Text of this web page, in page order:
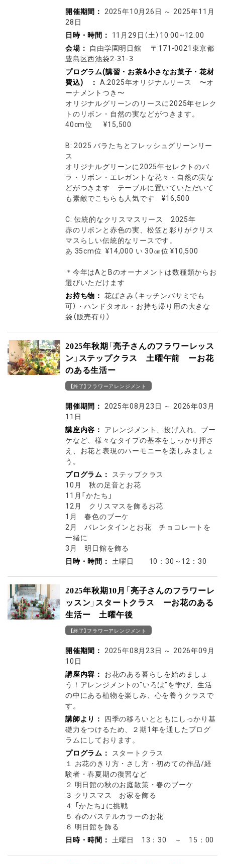
開催期間： 2025年10月26日 ～2025年11月
28日
日時・時間： 11月29日（土）10:00~12:00
会場： 自由学園明日館 〒171-0021東京都
豊島区西池袋2-31-3
プログラム(講習・お茶&小さなお菓子・花材
費込) ： A:2025年オリジナルリース 〜オ
ーナメントつき〜
オリジナルグリーンのリースに2025年セレク
トのリボン・自然の実などがつきます。
40cm位 ¥15,500
B: 2025 バラたちとフレッシュグリーンリー
ス
オリジナルグリーンに2025年セレクトのバ
ラ・リボン・エレガントな花々・自然の実な
どがつきます テーブルに置いていただいて
も素敵でこちらも人気です ¥16,500
C: 伝統的なクリスマスリース 2025年
赤のリボンと赤色の実、松笠と彩りがクリス
マスらしい伝統的なリースです。
あ 35cm位 ¥14,000 い 30㎝位 ¥10,500
＊今年はAとBのオーナメントは数種類からお
選びいただけます
お持ち物： 花ばさみ（キッチンバサミでも
可）・ハンドタオル・お持ち帰り用の大きな
袋（販売有り）
2025年秋期「亮子さんのフラワーレッス
ン」ステップクラス 土曜午前 ーお花
のある生活ー
【終了】フラワーアレンジメント
開催期間： 2025年08月23日 ～2026年03月
11日
講座内容： アレンジメント、投げ入れ、ブー
ケなど、様々なタイプの基本をしっかり押さ
え、お花と表現のハーモニーを楽しみましょ
う。
プログラム： ステップクラス
10月 秋の足音とお花
11月「かたち」
12月 クリスマスを飾るお花
1月 春色のブーケ
2月 バレンタインとお花 チョコレートを
一緒に
3月 明日館を飾る
日時・時間： 土曜日 10：30～12：30
2025年秋期10月「亮子さんのフラワーレ
ッスン」スタートクラス ーお花のある
生活ー 土曜午後
【終了】フラワーアレンジメント
開催期間： 2025年08月23日 ～2026年09月
10日
講座内容： お花のある暮らしを始めましょ
う！アレンジメントの"いろは”を学び、生活
の中にある植物を楽しみ、心を養うクラスで
す。
講師より： 四季の移ろいとともにしっかり基
礎力をつけるため、２期1年を通したプログ
ラムにしております。
プログラム： スタートクラス
１ お花のきり方・さし方・初めての作品/経
験者・春夏期の復習など
２ 明日館の秋のお庭散策・春のブーケ
３ クリスマス お家を飾る
４ 「かたち」に挑戦
５ 春のパステルカラーのお花
６ 明日館を飾る
日時・時間： 土曜日 13：30 ～ 15：00